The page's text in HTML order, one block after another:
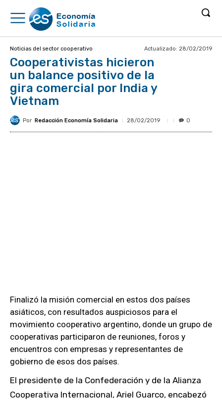
Noticias del sector cooperativo Actualizado: 28/02/2019
Cooperativistas hicieron
un balance positivo de la
gira comercial por India y
Vietnam
Por Redacción Economía Solidaria 28/02/2019 0
Finalizó la misión comercial en estos dos países
asiáticos, con resultados auspiciosos para el
movimiento cooperativo argentino, donde un grupo de
cooperativas participaron de reuniones, foros y
encuentros con empresas y representantes de
gobierno de esos dos países.
El presidente de la Confederación y de la Alianza
Cooperativa Internacional, Ariel Guarco, encabezó